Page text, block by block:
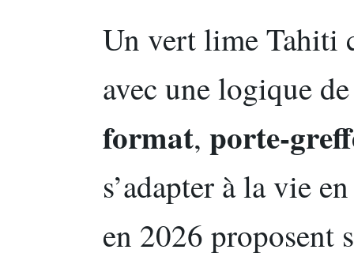
Un vert lime Tahiti
avec une logique
format, porte-
s’adapter à la vie
en 2026 proposent